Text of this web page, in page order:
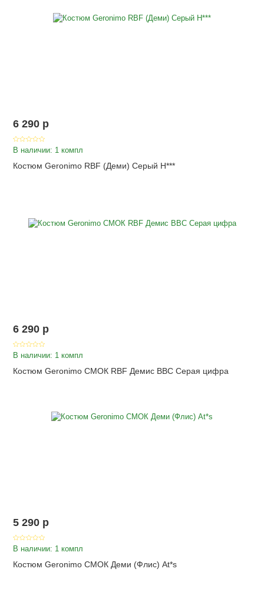
6 290 p
В наличии: 1 компл
Костюм Geronimo RBF (Деми) Серый Н***
6 290 p
В наличии: 1 компл
Костюм Geronimo СМОК RBF Демис ВВС Серая цифра
5 290 p
В наличии: 1 компл
Костюм Geronimo СМОК Деми (Флис) At*s